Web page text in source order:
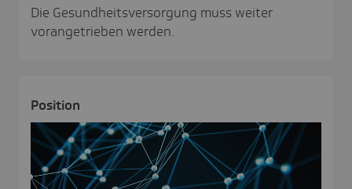
Die Gesundheitsversorgung muss weiter
vorangetrieben werden.
Posi­tion